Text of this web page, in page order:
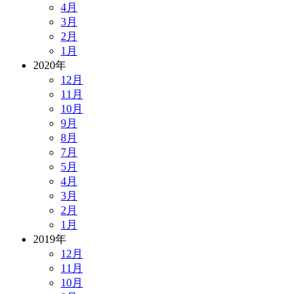
4月
3月
2月
1月
2020年
12月
11月
10月
9月
8月
7月
5月
4月
3月
2月
1月
2019年
12月
11月
10月